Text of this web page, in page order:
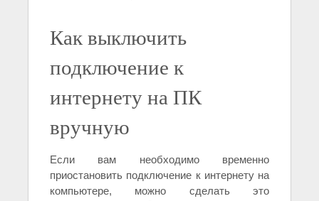
Как выключить
подключение к
интернету на ПК
вручную
Если вам необходимо временно
приостановить подключение к интернету на
компьютере, можно сделать это